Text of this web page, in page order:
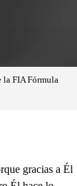
la FIA Fórmula
gracias a Él